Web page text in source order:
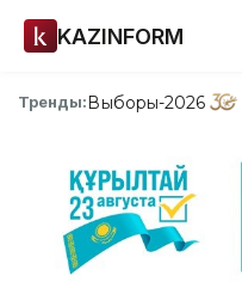
KAZINFORM
Тренды:Выборы-2026